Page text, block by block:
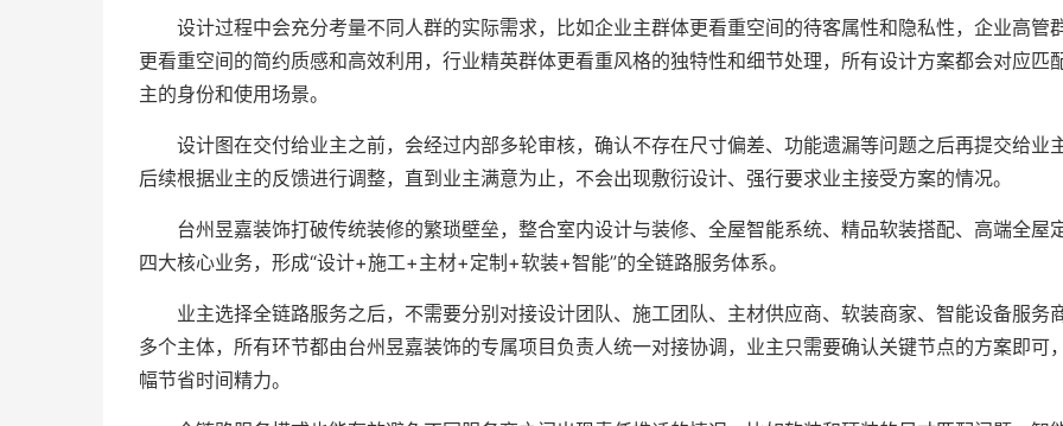
设计过程中会充分考量不同人群的实际需求，比如企业主群体更看重空间的待客属性和隐私性，企业高管
更看重空间的简约质感和高效利用，行业精英群体更看重风格的独特性和细节处理，所有设计方案都会对应匹
主的身份和使用场景。
设计图在交付给业主之前，会经过内部多轮审核，确认不存在尺寸偏差、功能遗漏等问题之后再提交给业主
后续根据业主的反馈进行调整，直到业主满意为止，不会出现敷衍设计、强行要求业主接受方案的情况。
台州昱嘉装饰打破传统装修的繁琐壁垒，整合室内设计与装修、全屋智能系统、精品软装搭配、高端全屋
四大核心业务，形成“设计+施工+主材+定制+软装+智能”的全链路服务体系。
业主选择全链路服务之后，不需要分别对接设计团队、施工团队、主材供应商、软装商家、智能设备服务
多个主体，所有环节都由台州昱嘉装饰的专属项目负责人统一对接协调，业主只需要确认关键节点的方案即可
幅节省时间精力。